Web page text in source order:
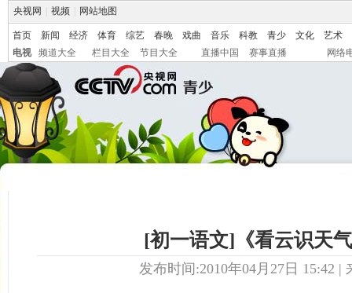
央视网 视频 网站地图
首页 新闻 经济 体育 综艺 春晚 戏曲 音乐 科教 青少 文化
艺术
电视
频道大全 栏目大全 节目大全 直播中国 赛事直播 网络
[初一语文]《看云识天
发布时间:2010年04月27日 15:42 |